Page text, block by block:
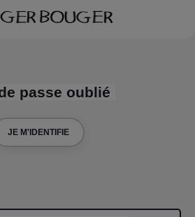
passe oublié
JE M'IDENTIFIE